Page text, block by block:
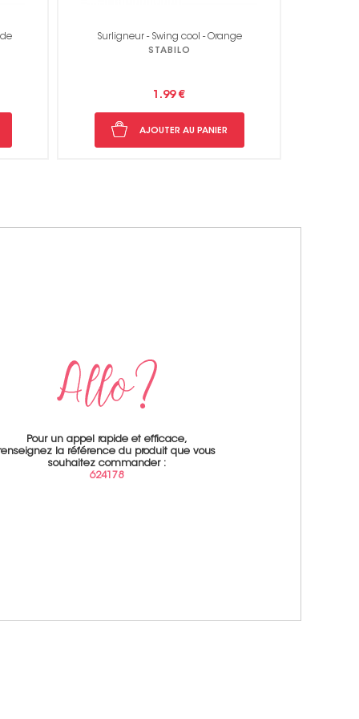
Surligneur - Swing cool - Rose
STABILO
1.99 €
AJOUTER AU PANIER
Pour un appel rapide et efficace,
la référence du produit que vous
souhaitez commander :
624178